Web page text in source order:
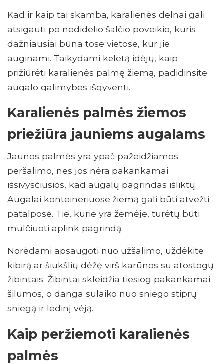
Kad ir kaip tai skamba, karalienės delnai gali
atsigauti po nedidelio šalčio poveikio, kuris
dažniausiai būna tose vietose, kur jie
auginami. Taikydami keletą idėjų, kaip
prižiūrėti karalienės palmę žiemą, padidinsite
augalo galimybes išgyventi.
Karalienės palmės žiemos
priežiūra jauniems augalams
Jaunos palmės yra ypač pažeidžiamos
peršalimo, nes jos nėra pakankamai
išsivysčiusios, kad augalų pagrindas išliktų.
Augalai konteineriuose žiemą gali būti atvežti
patalpose. Tie, kurie yra žemėje, turėtų būti
mulčiuoti aplink pagrindą.
Norėdami apsaugoti nuo užšalimo, uždėkite
kibirą ar šiukšlių dėžę virš karūnos su atostogų
žibintais. Žibintai skleidžia tiesiog pakankamai
šilumos, o danga sulaiko nuo sniego stiprų
sniegą ir ledinį vėją.
Kaip peržiemoti karalienės
palmės